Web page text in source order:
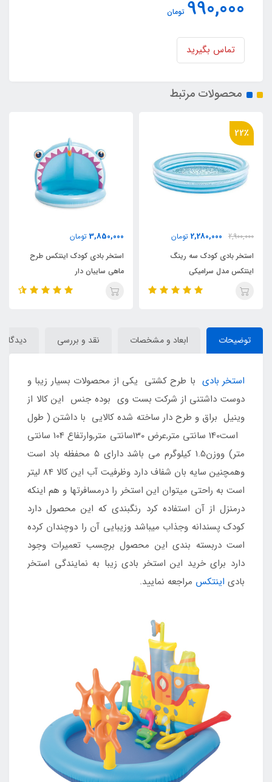
990,000 تومان
تماس بگیرید
محصولات مرتبط
3,850,000 تومان
استخر بادی کودک اینتکس طرح
ماهی سایبان دار
3,400,000
استخر بادی سه رینگ کودک
اینتکس طرح جدید قطر 147
توضیحات ابعاد و مشخصات نقد و بررسی
استخر بادی با طرح کشتی یکی از محصولات بسیار زیبا و
دوست داشتنی از شرکت بست وی بوده جنس این کالا از
وینیل براق و طرح دار ساخته شده کالایی با داشتن ( طول
است140 سانتی متر,عرض 130سانتی متر,وارتفاع 104 سانتی
متر) ووزن1.5 کیلوگرم می باشد دارای ۵ محفظه باد است
وهمچنین سایه بان شفاف دارد وظرفیت آب این کالا 84 لیتر
است به راحتی میتوان این استخر را درمسافرتها و هم اینکه
درمنزل از آن استفاده کرد رنگبندی که این محصول دارد
کودک پسندانه وجذاب میباشد وزیبایی آن را دوچندان کرده
است دربسته بندی این محصول برچسب تعمیرات وجود
دارد برای خرید این استخر بادی زیبا به نمایندگی استخر
بادی اینتکس مراجعه نمایید.